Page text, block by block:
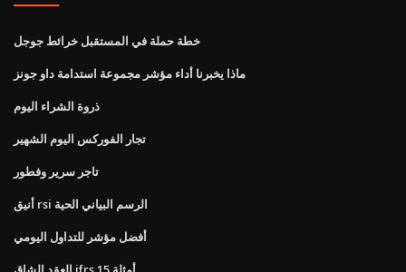
خطة حملة في المستقبل خرائط جوجل
ماذا يخبرنا أداء مؤشر مجموعة استدامة داو جونز
ذروة الشراء اليوم
تجار الفوركس اليوم الشهير
تاجر سرير وفطور
أنيق rsi الرسم البياني الحية
أفضل مؤشر للتداول اليومي